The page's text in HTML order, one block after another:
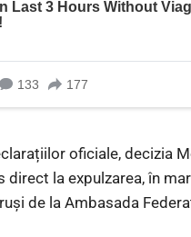
oficiale, decizia
direct la expulzarea, în
de la Ambasada